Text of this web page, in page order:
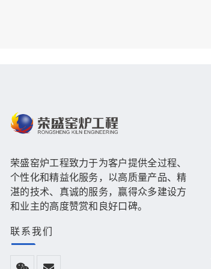
荣盛窑炉工程致力于为客户提供全过程、
个性化和精益化服务，以高质量产品、精
湛的技术、真诚的服务，赢得众多建设方
和业主的高度赞赏和良好口碑。
联系我们